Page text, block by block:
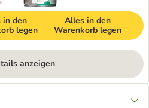
in den
legen
Alles in den
Warenkorb legen
anzeigen